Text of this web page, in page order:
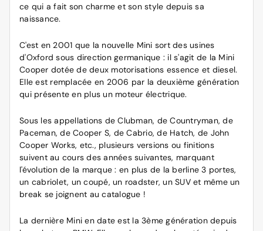
ce qui a fait son charme et son style depuis sa
naissance.
C'est en 2001 que la nouvelle Mini sort des usines
d'Oxford sous direction germanique : il s'agit de la Mini
Cooper dotée de deux motorisations essence et diesel.
Elle est remplacée en 2006 par la deuxième génération
qui présente en plus un moteur électrique.
Sous les appellations de Clubman, de Countryman, de
Paceman, de Cooper S, de Cabrio, de Hatch, de John
Cooper Works, etc., plusieurs versions ou finitions
suivent au cours des années suivantes, marquant
l'évolution de la marque : en plus de la berline 3 portes,
un cabriolet, un coupé, un roadster, un SUV et même un
break se joignent au catalogue !
La dernière Mini en date est la 3ème génération depuis